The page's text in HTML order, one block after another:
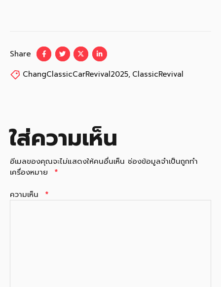
Share
ChangClassicCarRevival2025, ClassicRevival
ใส่ความเห็น
อีเมลของคุณจะไม่แสดงให้คนอื่นเห็น ช่องข้อมูลจำเป็นถูกทำ
เครื่องหมาย
*
ความเห็น *